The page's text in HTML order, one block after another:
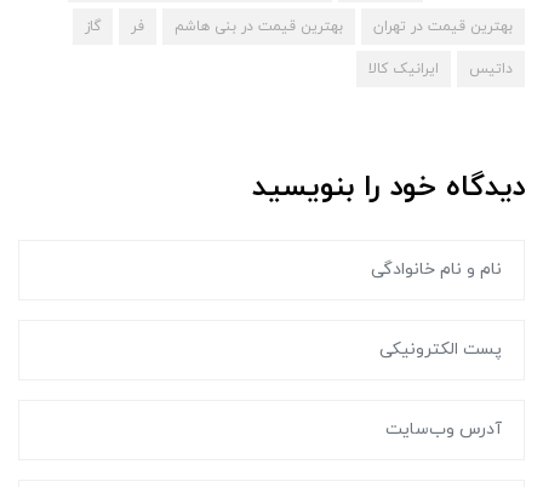
بهترین قیمت در تهران بهترین قیمت در بنی هاشم فر گاز
داتیس ایرانیک کالا
دیدگاه خود را بنویسید